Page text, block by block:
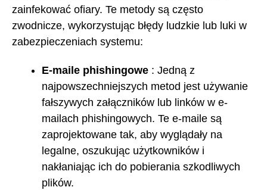
zainfekować ofiary. Te metody są często
zwodnicze, wykorzystując błędy ludzkie lub luki w
zabezpieczeniach systemu:
E-maile phishingowe : Jedną z
najpowszechniejszych metod jest używanie
fałszywych załączników lub linków w e-
mailach phishingowych. Te e-maile są
zaprojektowane tak, aby wyglądały na
legalne, oszukując użytkowników i
nakłaniając ich do pobierania szkodliwych
plików.